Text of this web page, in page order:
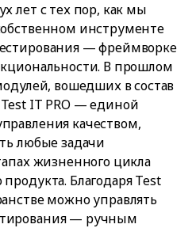
лет с тех пор, как мы
инструменте
— фреймворке
В прошлом
вошедших в состав
IT PRO — единой
качеством,
любые задачи
жизненного цикла
Благодаря Test
можно управлять
— ручным